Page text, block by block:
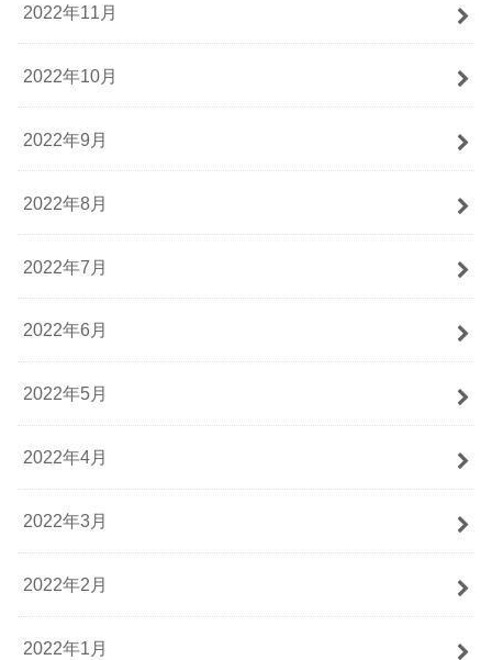
2022年11月
2022年10月
2022年9月
2022年8月
2022年7月
2022年6月
2022年5月
2022年4月
2022年3月
2022年2月
2022年1月